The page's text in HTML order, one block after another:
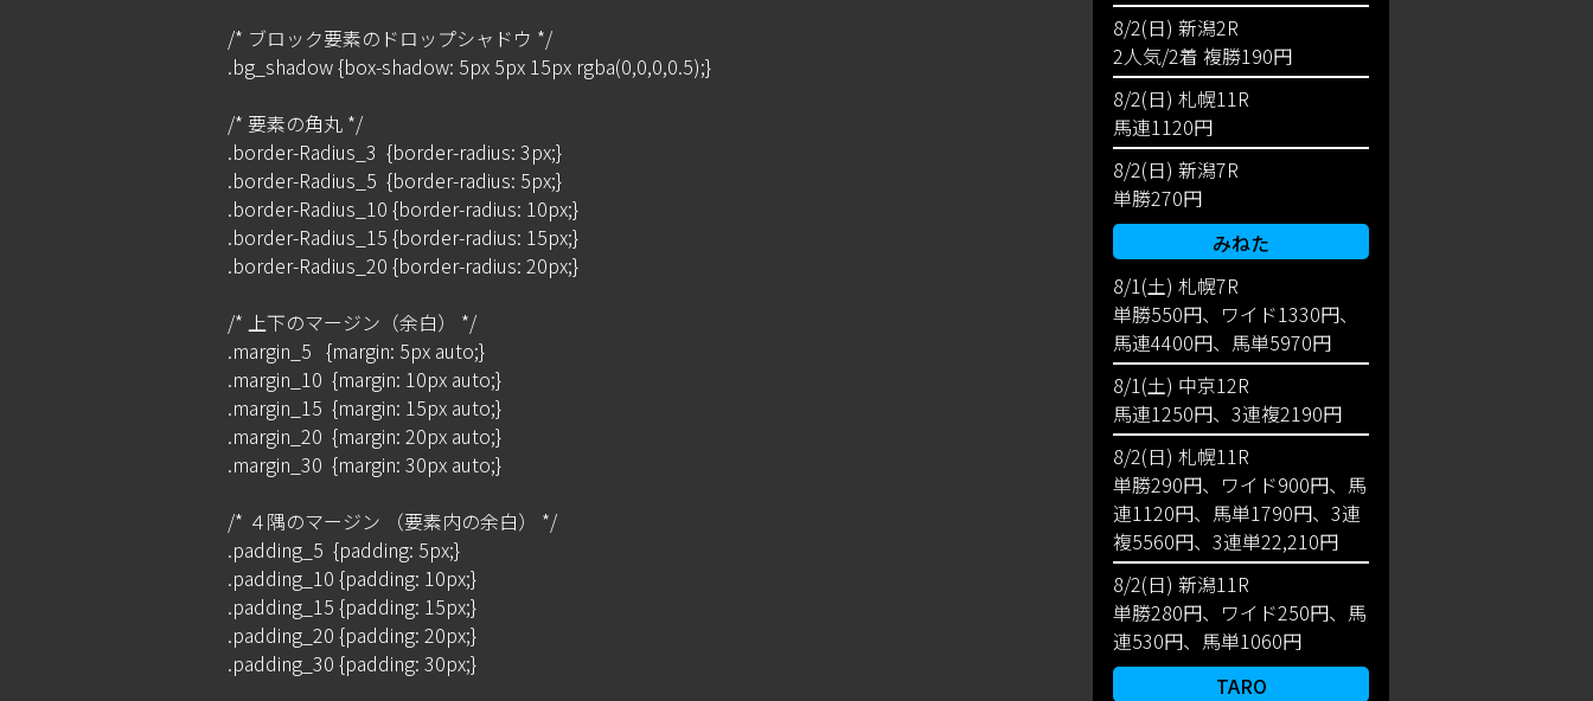
/* ブロック要素のドロップシャドウ */
.bg_shadow {box-shadow: 5px 5px 15px rgba(0,0,0,0.5);}
/* 要素の角丸 */
.border-Radius_3  {border-radius: 3px;}
.border-Radius_5  {border-radius: 5px;}
.border-Radius_10 {border-radius: 10px;}
.border-Radius_15 {border-radius: 15px;}
.border-Radius_20 {border-radius: 20px;}
/* 上下のマージン（余白） */
.margin_5   {margin: 5px auto;}
.margin_10  {margin: 10px auto;}
.margin_15  {margin: 15px auto;}
.margin_20  {margin: 20px auto;}
.margin_30  {margin: 30px auto;}
/* ４隅のマージン （要素内の余白） */
.padding_5  {padding: 5px;}
.padding_10 {padding: 10px;}
.padding_15 {padding: 15px;}
.padding_20 {padding: 20px;}
.padding_30 {padding: 30px;}
8/2(日) 新潟2R
2人気/2着 複勝190円
8/2(日) 札幌11R
馬連1120円
8/2(日) 新潟7R
単勝270円
みねた
8/1(土) 札幌7R
単勝550円、ワイド1330円、
馬連4400円、馬単5970円
8/1(土) 中京12R
馬連1250円、3連複2190円
8/2(日) 札幌11R
単勝290円、ワイド900円、馬
連1120円、馬単1790円、3連
複5560円、3連単22,210円
8/2(日) 新潟11R
単勝280円、ワイド250円、馬
連530円、馬単1060円
TARO